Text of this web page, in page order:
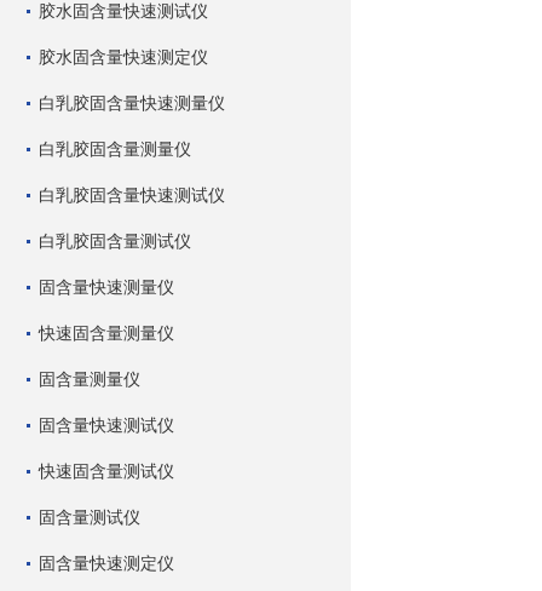
胶水固含量快速测试仪
胶水固含量快速测定仪
白乳胶固含量快速测量仪
白乳胶固含量测量仪
白乳胶固含量快速测试仪
白乳胶固含量测试仪
固含量快速测量仪
快速固含量测量仪
固含量测量仪
固含量快速测试仪
快速固含量测试仪
固含量测试仪
固含量快速测定仪